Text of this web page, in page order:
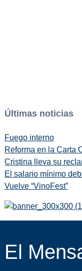
Últimas noticias
Fuego interno
Reforma en la Carta
Cristina lleva su
El salario mínimo
Vuelve “VinoFest”
El